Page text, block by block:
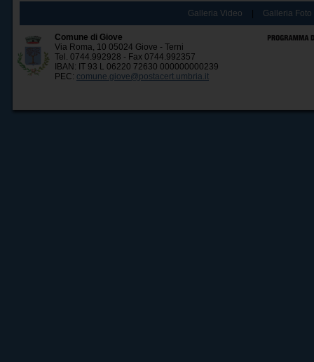
Galleria Video Galleria Foto
Comune di Giove
Via Roma, 10 05024 Giove - Terni
Tel. 0744.992928 - Fax 0744.992357
IBAN: IT 93 L 06220 72630 000000000239
PEC: comune.giove@postacert.umbria.it